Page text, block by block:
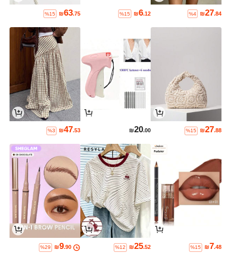
₪27.84
%4
₪6.12
%15
₪63.75
%15
₪27.88
%15
₪20.00
₪47.53
%3
₪7.48
%15
₪25.52
%12
₪9.90
%29